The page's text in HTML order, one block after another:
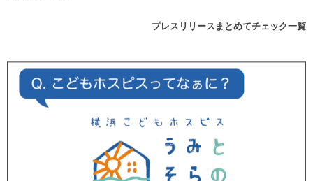
プレスリリースまとめてチェック一覧